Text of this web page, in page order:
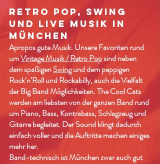
RETRO POP, SWING
UND LIVE MUSIK IN
MÜNCHEN
Apropos gute Musik. Unsere Favoriten rund
umVintage Musik / Retro Popsind neben
dem spaßigenSwingund dem peppigen
Rock’n’Roll und Rockabilly, auch die Vielfalt
der Big Band Möglichkeiten. The Cool Cats
werden am liebsten von der ganzen Band rund
um Piano, Bass, Kontrabass, Schlagzeug und
Gitarre begleitet. Der Sound klingt dadurch
einfach voller und die Auftritte machen einiges
mehr her.
Band-technisch ist München zwar auch gut